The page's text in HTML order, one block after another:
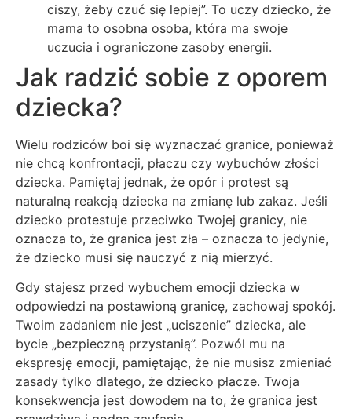
ciszy, żeby czuć się lepiej”. To uczy dziecko, że
mama to osobna osoba, która ma swoje
uczucia i ograniczone zasoby energii.
Jak radzić sobie z oporem
dziecka?
Wielu rodziców boi się wyznaczać granice, ponieważ
nie chcą konfrontacji, płaczu czy wybuchów złości
dziecka. Pamiętaj jednak, że opór i protest są
naturalną reakcją dziecka na zmianę lub zakaz. Jeśli
dziecko protestuje przeciwko Twojej granicy, nie
oznacza to, że granica jest zła – oznacza to jedynie,
że dziecko musi się nauczyć z nią mierzyć.
Gdy stajesz przed wybuchem emocji dziecka w
odpowiedzi na postawioną granicę, zachowaj spokój.
Twoim zadaniem nie jest „uciszenie” dziecka, ale
bycie „bezpieczną przystanią”. Pozwól mu na
ekspresję emocji, pamiętając, że nie musisz zmieniać
zasady tylko dlatego, że dziecko płacze. Twoja
konsekwencja jest dowodem na to, że granica jest